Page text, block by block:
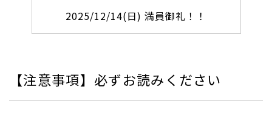
2025/12/14(日) 満員御礼！！
【注意事項】必ずお読みください